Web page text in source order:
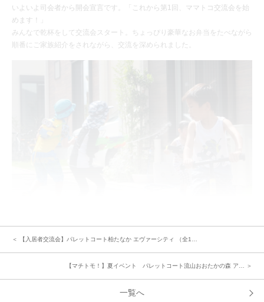
いよいよ司会者から開会宣言です。「これから第1回、ママトコ交流会を始
めます！」
みんなで乾杯をして交流会スタート。ちょっぴり豪華なお弁当をたべながら
順番にご家族紹介をされながら、交流を深められました。
子どもたちは楽しくて楽しくて大興奮のテンションMAX！
《参加されたみなさんの声とイベントを企画された方の感想》
＜ 【入居者交流会】パレットコート柏たなか エヴァーシティ （全1…
【マチトモ！】夏イベント パレットコート流山おおたかの森 ア… ＞
一覧へ